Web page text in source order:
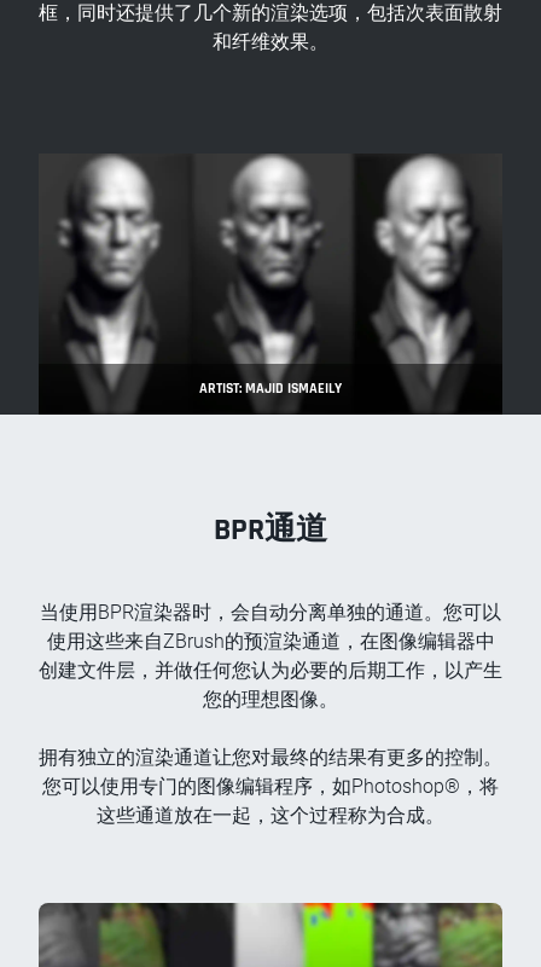
框，同时还提供了几个新的渲染选项，包括次表面散射
和纤维效果。
ARTIST: MAJID ISMAEILY
BPR通道
当使用BPR渲染器时，会自动分离单独的通道。您可以
使用这些来自ZBrush的预渲染通道，在图像编辑器中
创建文件层，并做任何您认为必要的后期工作，以产生
您的理想图像。
拥有独立的渲染通道让您对最终的结果有更多的控制。
您可以使用专门的图像编辑程序，如Photoshop®，将
这些通道放在一起，这个过程称为合成。